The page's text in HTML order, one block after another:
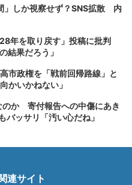
」しか視察せず？SNS拡散 内
年を取り戻す」投稿に批判
結果だろう」
市政権を「戦前回帰路線」と
かいかねない」
のか 寄付報告への中傷にあき
バッサリ「汚い心だね」
連サイト